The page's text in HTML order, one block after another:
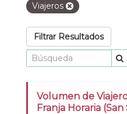
Viajeros
Filtrar Resultados
Volumen de
Franja Horaria (San